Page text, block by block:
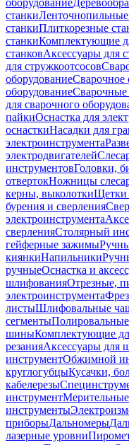
оборудование
станкиЛенточнопильные
станкиПлиткорезные
станкиКомплектующие
станковАксессуары для
для стружкоотсосов
оборудованиеСварочное
оборудованиеСварочные
для сварочного
пайкиОснастка для
оснасткиНасадки для
электроинструмента
электродвигателей
инструментовГоловки,
отвертокНожницы
керны, выколоткиЩетки
бурения и сверления
электроинструмента
сверленияСтолярный
гейферные зажимы
киянкиНапильники
ручныеОснастка и
шлифованияОтрезные,
электроинструмента
листыШлифовальные
сегменты
шиныКомплектующие
резанияАксессуары для
инструментОбжимной
круглогубцыКусачки,
кабелерезы
инструментМерительные
инструменты
приборыДальномеры
лазерные уровни